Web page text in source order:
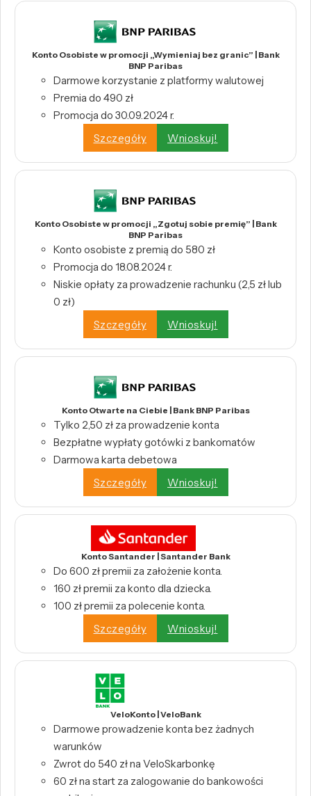
Konto Osobiste w promocji „Wymieniaj bez granic” | Bank
BNP Paribas
Darmowe korzystanie z platformy walutowej
Premia do 490 zł
Promocja do 30.09.2024 r.
Szczegóły
Wnioskuj!
Konto Osobiste w promocji „Zgotuj sobie premię” | Bank
BNP Paribas
Konto osobiste z premią do 580 zł
Promocja do 18.08.2024 r.
Niskie opłaty za prowadzenie rachunku (2,5 zł lub
0 zł)
Szczegóły
Wnioskuj!
Konto Otwarte na Ciebie | Bank BNP Paribas
Tylko 2,50 zł za prowadzenie konta
Bezpłatne wypłaty gotówki z bankomatów
Darmowa karta debetowa
Szczegóły
Wnioskuj!
Konto Santander | Santander Bank
Do 600 zł premii za założenie konta.
160 zł premii za konto dla dziecka.
100 zł premii za polecenie konta.
Szczegóły
Wnioskuj!
VeloKonto | VeloBank
Darmowe prowadzenie konta bez żadnych
warunków
Zwrot do 540 zł na VeloSkarbonkę
60 zł na start za zalogowanie do bankowości